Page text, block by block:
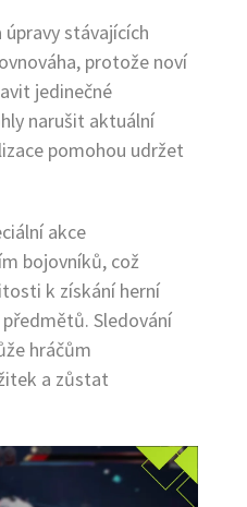
stávajících
protože noví
jedinečné
narušit aktuální
pomohou udržet
akce
bojovníků, což
k získání herní
Sledování
hráčům
a zůstat